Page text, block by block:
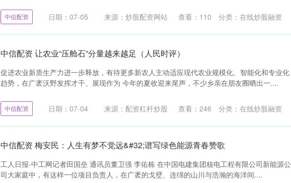
中信配资 日期：07-05 来源：炒股配资网站 查看： 110 分类： 在线炒股融资
中信配资 让农业“压舱石”分量越来越足（人民时评）
促进农业新质生产力进一步释放，有待更多新农人主动适应现代农业规模化、智能化和专业化
趋势，在广袤沃野发挥才干、展现作为 今年的夏收迎来尾声，不少乡亲在朋友圈晒出一....
中信配资 日期：07-04 来源：配资杠杆炒股 查看： 246 分类： 在线炒股融资
中信配资 梅安民：人生有梦不觉远&#32;谱写绿色能源青春赞歌
工人日报-中工网记者田国垒 通讯员董卫强 李佑栋 在中国电建集团核电工程有限公司新能源公
司大家庭中，有这样一位项目负责人，在广袤的戈壁、连绵的山川与浩瀚的海洋间....